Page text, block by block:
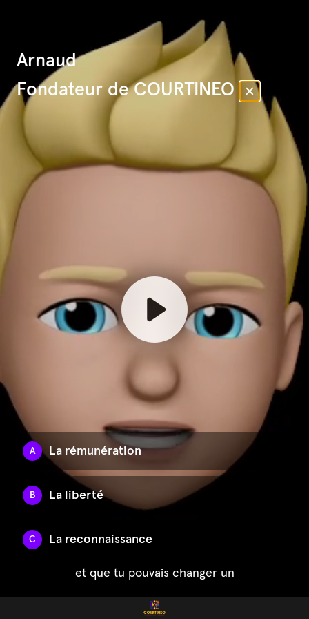
Arnaud
Fondateur de COURTINEO
A La rémunération
B La liberté
C La reconnaissance
et que tu pouvais changer un